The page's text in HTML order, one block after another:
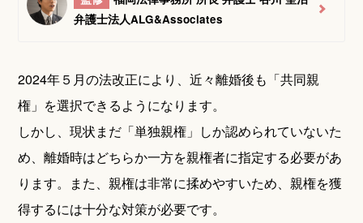
弁護士法人ALG&Associates
2024年５月の法改正により、近々離婚後も「共同親
権」を選択できるようになります。
しかし、現状まだ「単独親権」しか認められていないた
め、離婚時はどちらか一方を親権者に指定する必要があ
ります。また、親権は非常に揉めやすいため、親権を獲
得するには十分な対策が必要です。